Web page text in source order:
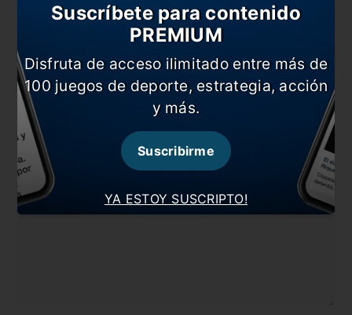
presidente de Racing
#Central Córdoba #Liga Profesional Arg
#Noticia #Racing
Comentarios
Dejá tu opinión acá!
YA ESTOY SUSCRIPTO!
Suscríbete para contenido
PREMIUM
Disfruta de acceso ilimitado entre más de
100 juegos de deporte, estrategia, acción
y más.
Suscribirme